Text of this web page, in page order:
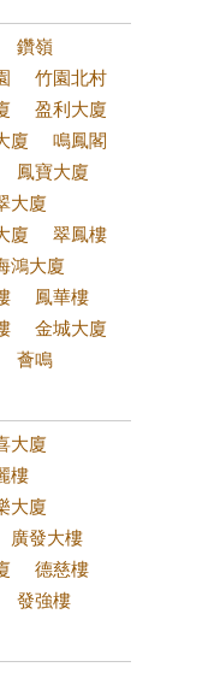
鑽嶺
竹園北村
盈利大廈
廈
鳴鳳閣
鳳寶大廈
大廈
廈
翠鳳樓
鴻大廈
鳳華樓
金城大廈
薈鳴
大廈
樓
大廈
廣發大樓
德慈樓
發強樓